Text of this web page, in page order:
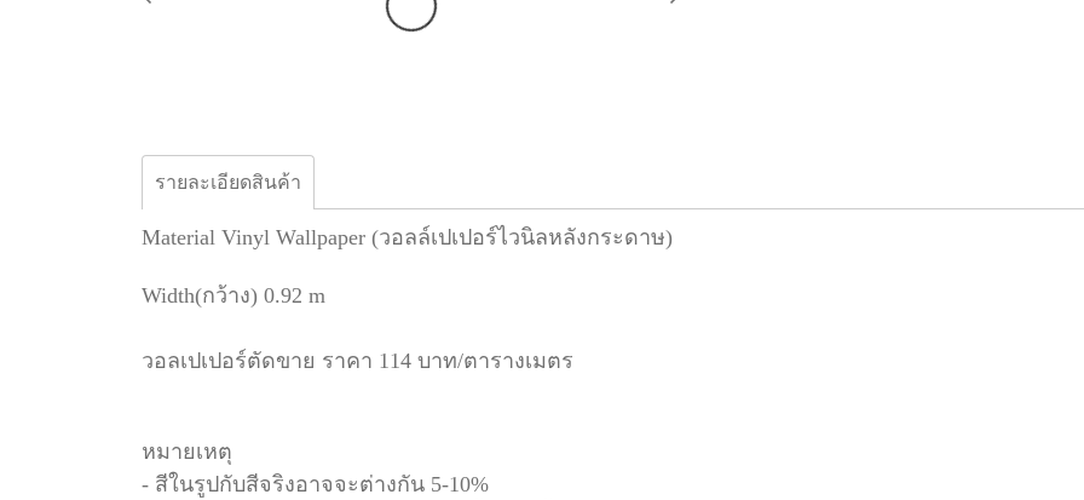
รายละเอียดสินค้า
Material Vinyl Wallpaper (วอลล์เปเปอร์ไวนิลหลังกระดาษ)
Width(กว้าง) 0.92 m
วอลเปเปอร์ตัดขาย ราคา 114 บาท/ตารางเมตร
หมายเหตุ
- สีในรูปกับสีจริงอาจจะต่างกัน 5-10%